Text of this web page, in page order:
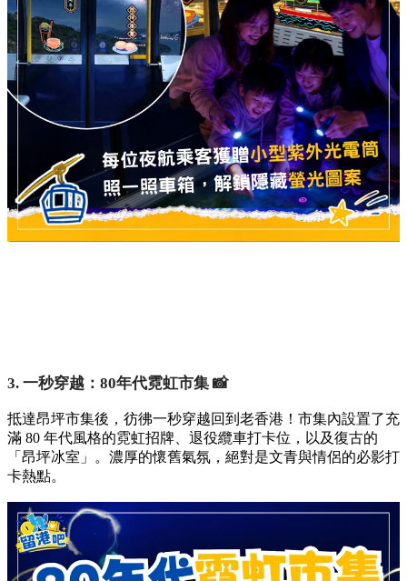
3. 一秒穿越：80年代霓虹市集 📸
抵達昂坪市集後，彷彿一秒穿越回到老香港！市集內設置了充
滿 80 年代風格的霓虹招牌、退役纜車打卡位，以及復古的
「昂坪冰室」。濃厚的懷舊氣氛，絕對是文青與情侶的必影打
卡熱點。